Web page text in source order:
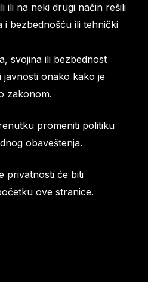
ili na neki drugi način rešili
i bezbednošću ili tehnički
svojina ili bezbednost
javnosti onako kako je
zakonom.
promeniti politiku
obaveštenja.
privatnosti će biti
ove stranice.